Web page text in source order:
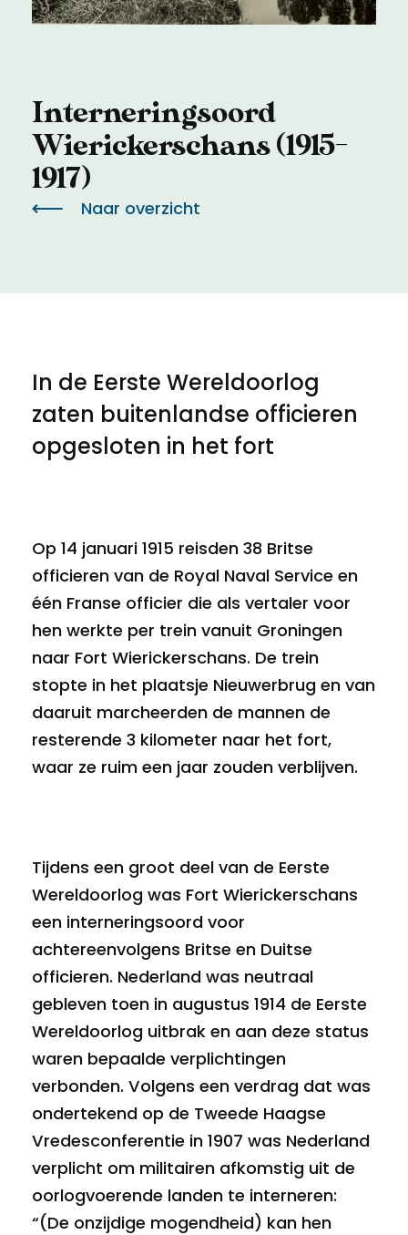
Voorwaarden
Interneringsoord
Wierickerschans (1915-
1917)
Naar overzicht
In de Eerste Wereldoorlog
zaten buitenlandse officieren
opgesloten in het fort
Op 14 januari 1915 reisden 38 Britse
officieren van de Royal Naval Service en
één Franse officier die als vertaler voor
hen werkte per trein vanuit Groningen
naar Fort Wierickerschans. De trein
stopte in het plaatsje Nieuwerbrug en van
daaruit marcheerden de mannen de
resterende 3 kilometer naar het fort,
waar ze ruim een jaar zouden verblijven.
Tijdens een groot deel van de Eerste
Wereldoorlog was Fort Wierickerschans
een interneringsoord voor
achtereenvolgens Britse en Duitse
officieren. Nederland was neutraal
gebleven toen in augustus 1914 de Eerste
Wereldoorlog uitbrak en aan deze status
waren bepaalde verplichtingen
verbonden. Volgens een verdrag dat was
ondertekend op de Tweede Haagse
Vredesconferentie in 1907 was Nederland
verplicht om militairen afkomstig uit de
oorlogvoerende landen te interneren:
“(De onzijdige mogendheid) kan hen